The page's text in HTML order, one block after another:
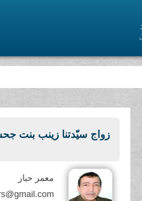
زواج سيّدتنا زينب بنت
معمر حبار